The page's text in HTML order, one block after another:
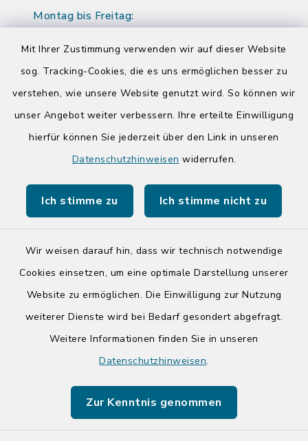
Mit Ihrer Zustimmung verwenden wir auf dieser Website
sog. Tracking-Cookies, die es uns ermöglichen besser zu
verstehen, wie unsere Website genutzt wird. So können wir
unser Angebot weiter verbessern. Ihre erteilte Einwilligung
hierfür können Sie jederzeit über den Link in unseren
Datenschutzhinweisen widerrufen.
Ich stimme zu Ich stimme nicht zu
Wir weisen darauf hin, dass wir technisch notwendige
Cookies einsetzen, um eine optimale Darstellung unserer
Website zu ermöglichen. Die Einwilligung zur Nutzung
weiterer Dienste wird bei Bedarf gesondert abgefragt.
Weitere Informationen finden Sie in unseren
Datenschutzhinweisen.
Zur Kenntnis genommen
Montag bis Freitag:
Donnerstag zusätzlich:
14:00-17:00 Uhr
Quicklinks
Tourist-Info der Stadt Bad Segeberg
Barrierefreiheit
Impressum